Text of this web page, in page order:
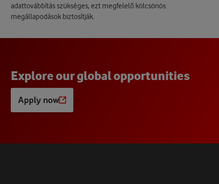
adattovábbítás szükséges, ezt megfelelő kölcsönös
megállapodások biztosítják.
Exploreourglobalopportunities
Apply now
Opens
tab